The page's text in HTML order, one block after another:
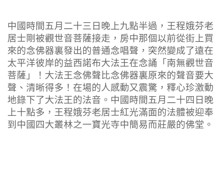
中國時間五月二十三日晚上九點半過，王程娥芬老
居士剛被觀世音菩薩接走，房中那個以前從街上買
來的念佛器裏發出的普通念唱聲，突然變成了遠在
太平洋彼岸的益西諾布大法王在念誦「南無觀世音
菩薩」！大法王念佛聲比念佛器裏原來的聲音要大
聲、清晰得多！在場的人感動又震驚，釋心珍激動
地錄下了大法王的法音。中國時間五月二十四日晚
上十點多，王程娥芬老居士紅光滿面的法體被迎奉
到中國四大叢林之一寶光寺中簡易而莊嚴的佛堂。